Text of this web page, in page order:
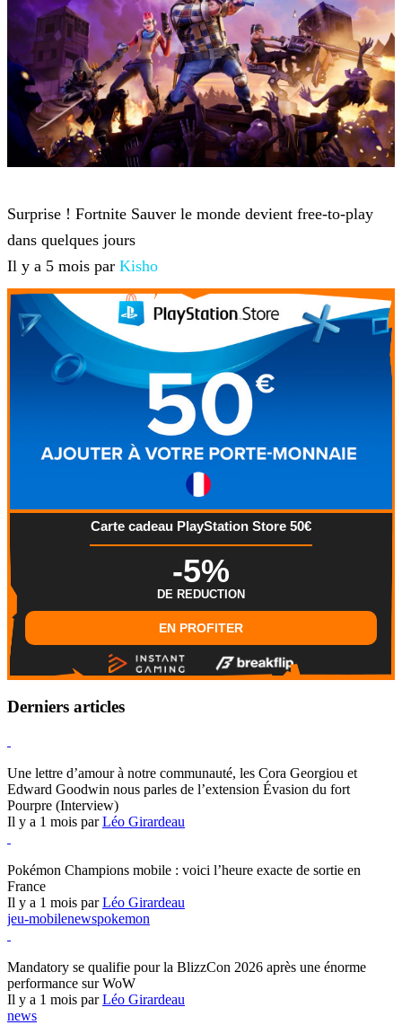
Surprise ! Fortnite Sauver le monde devient free-to-play
dans quelques jours
Il y a 5 mois par Kisho
Carte cadeau PlayStation Store 50€
-5%
DE REDUCTION
EN PROFITER
Derniers articles
Une lettre d’amour à notre communauté, les Cora Georgiou et
Edward Goodwin nous parles de l’extension Évasion du fort
Pourpre (Interview)
Il y a 1 mois parLéo Girardeau
Pokémon Champions mobile : voici l’heure exacte de sortie en
France
Il y a 1 mois parLéo Girardeau
jeu-mobilenewspokemon
Mandatory se qualifie pour la BlizzCon 2026 après une énorme
performance sur WoW
Il y a 1 mois parLéo Girardeau
news